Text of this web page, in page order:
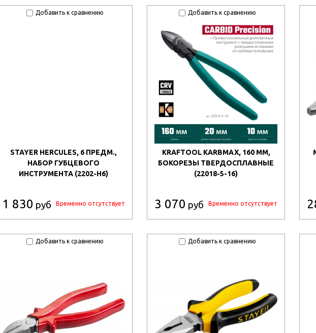
Добавить к сравнению
STAYER HERCULES, 6 ПРЕДМ.,
НАБОР ГУБЦЕВОГО
ИНСТРУМЕНТА (2202-H6)
1 830 руб Временно отсутствует
Добавить к сравнению
KRAFTOOL KARBMAX, 160 ММ,
БОКОРЕЗЫ ТВЕРДОСПЛАВНЫЕ
(22018-5-16)
3 070 руб Временно отсутствует
Добавить к сравнению Добавить к сравнению